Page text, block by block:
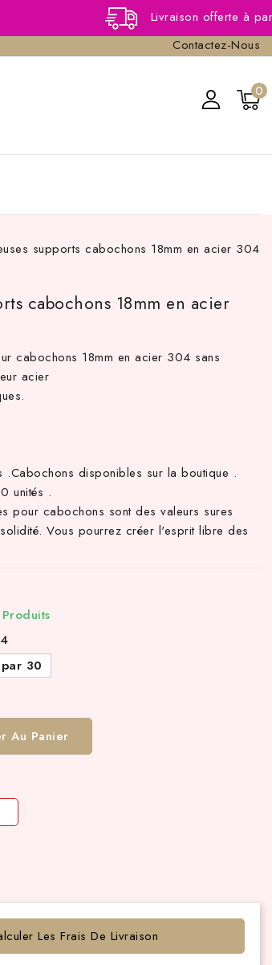
Livraison offerte à partir de
Contactez-Nous
0
supports cabochons 18mm en acier 304
cabochons 18mm en acier
cabochons 18mm en acier 304 sans
acier
.Cabochons disponibles sur la boutique .
unités .
pour cabochons sont des valeurs sures
Vous pourrez créer l'esprit libre des
par 30
Au Panier
Les Frais De Livraison